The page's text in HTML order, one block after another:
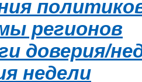
регионов
доверия/
недели